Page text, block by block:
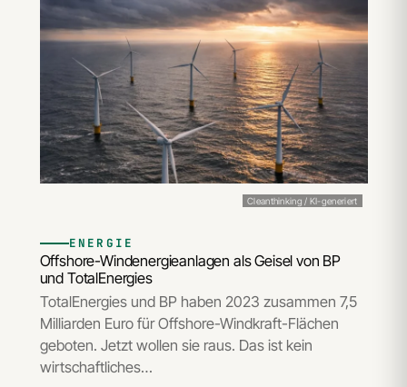
Cleanthinking / KI-generiert
ENERGIE
Offshore-Windenergieanlagen als Geisel von BP
und TotalEnergies
TotalEnergies und BP haben 2023 zusammen 7,5
Milliarden Euro für Offshore-Windkraft-Flächen
geboten. Jetzt wollen sie raus. Das ist kein
wirtschaftliches…